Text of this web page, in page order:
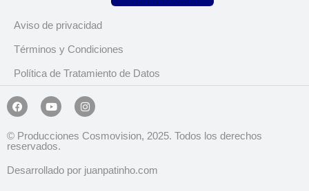
Aviso de privacidad
Términos y Condiciones
Política de Tratamiento de Datos
© Producciones Cosmovision, 2025. Todos los derechos
reservados.
Desarrollado por juanpatinho.com